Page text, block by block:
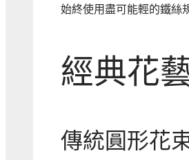
始終使用盡可能輕的鐵絲
經典花
傳統圓形花